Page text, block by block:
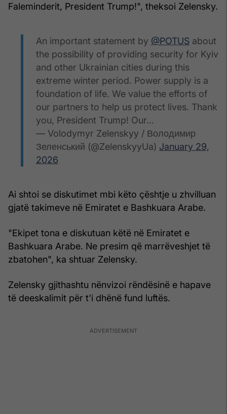
Faleminderit, President Trump!", theksoi Zelensky.
An important statement by @POTUS about
the possibility of providing security for Kyiv
and other Ukrainian cities during this
extreme winter period. Power supply is a
foundation of life. We value the efforts of
our partners to help us protect lives. Thank
you, President Trump! Our…
— Volodymyr Zelenskyy / Володимир
Зеленський (@ZelenskyyUa) January 29,
2026
Ai shtoi se diskutimet mbi këto çështje u zhvilluan
gjatë takimeve në Emiratet e Bashkuara Arabe.
"Ekipet tona e diskutuan këtë në Emiratet e
Bashkuara Arabe. Ne presim që marrëveshjet të
zbatohen", ka shtuar Zelensky.
Zelensky gjithashtu nënvizoi rëndësinë e hapave
të deeskalimit për t'i dhënë fund luftës.